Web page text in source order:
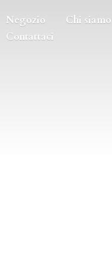
Negozio Chi siamo
Contattaci